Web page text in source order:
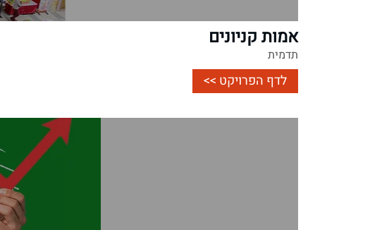
אמות קניונים
תדמית
לדף הפרויקט >>